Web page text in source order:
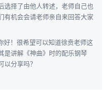
选择了由他人转述，老师自己也
有机会会请老师亲自来回答大家
好！很希望可以知道徐贲老师这
是讲解《神曲》时的配乐钢琴
以分享吗？